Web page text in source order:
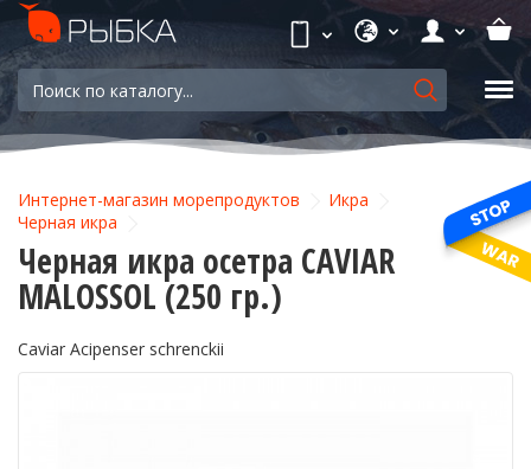
Интернет-магазин морепродуктов
Икра
Черная икра
Черная икра осетра CAVIAR
MALOSSOL (250 гр.)
Caviar Acipenser schrenckii